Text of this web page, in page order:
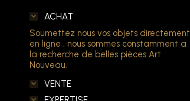
ACHAT
Soumettez nous vos objets directement
en ligne , nous sommes constamment a
la recherche de belles pièces Art
Nouveau.
VENTE